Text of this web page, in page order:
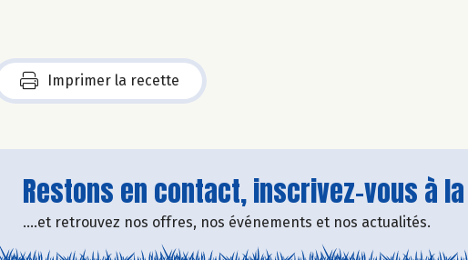
Imprimer la recette
Restons en contact, inscrivez-vous à
....et retrouvez nos offres, nos événements et nos actualités.